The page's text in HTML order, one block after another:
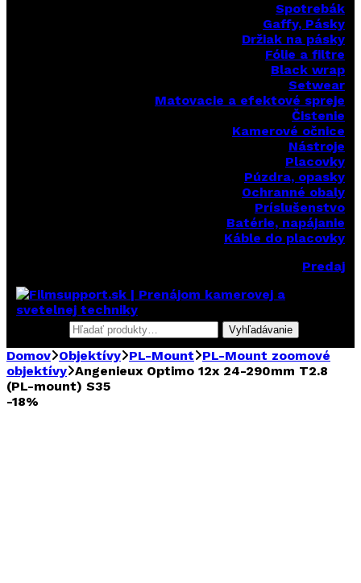
Spotrebák
Gaffy, Pásky
Držiak na pásky
Fólie a filtre
Black wrap
Setwear
Matovacie a efektové spreje
Čistenie
Kamerové očnice
Nástroje
Placovky
Púzdra, opasky
Ochranné obaly
Príslušenstvo
Batérie, napájanie
Káble do placovky
Predaj
Vyhľadávanie
Domov Objektívy PL-Mount
PL-Mount zoomové
objektívy Angenieux Optimo 12x 24-290mm T2.8
(PL-mount) S35
-18%